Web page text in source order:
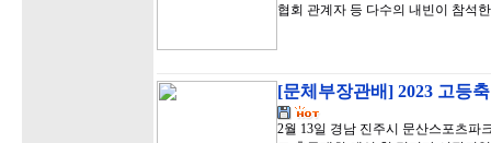
협회 관계자 등 다수의 내빈이 참석
[문체부장관배] 2023 고등
2월 13일 경남 진주시 문산스포츠파